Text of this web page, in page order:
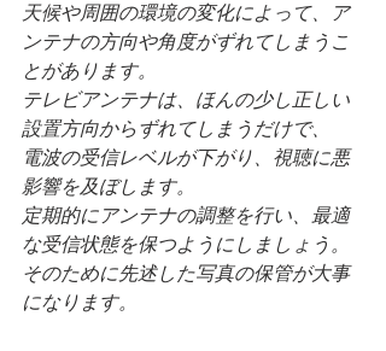
天候や周囲の環境の変化によって、ア
ンテナの方向や角度がずれてしまうこ
とがあります。
テレビアンテナは、ほんの少し正しい
設置方向からずれてしまうだけで、
電波の受信レベルが下がり、視聴に悪
影響を及ぼします。
定期的にアンテナの調整を行い、最適
な受信状態を保つようにしましょう。
そのために先述した写真の保管が大事
になります。